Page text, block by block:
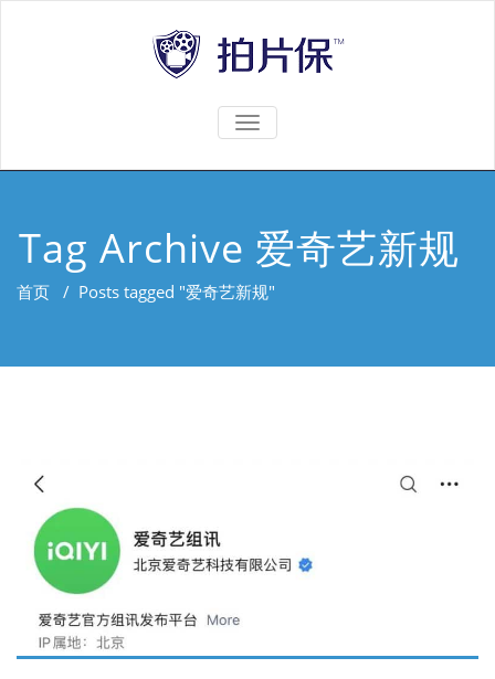
TOGGLE
Tag Archive 爱奇艺新规
首页 / Posts tagged "爱奇艺新规"